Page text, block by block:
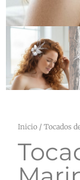
Inicio / Tocados